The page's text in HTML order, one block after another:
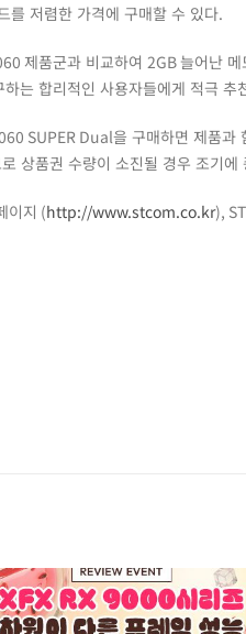
를 저렴한 가격에 구매할 수 있다.
제품군과 비교하여 2GB늘어난 메
는 합리적인 사용자들에게 적극 추
SUPER Dual을 구매하면 제품과
상품권 수량이 소진될 경우 조기에
이지 (http://www.stcom.co.kr),